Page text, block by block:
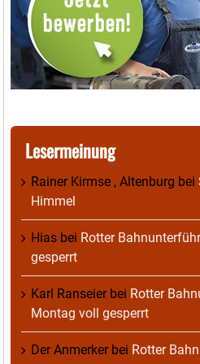
Lesermeinung
Rainer Kirmse , Altenburg bei
Himmel
Hias bei Rotter
gesperrt
Karl Ranseierbei Rotter
Montag voll gesperrt
Der Anmerkerbei Rotter